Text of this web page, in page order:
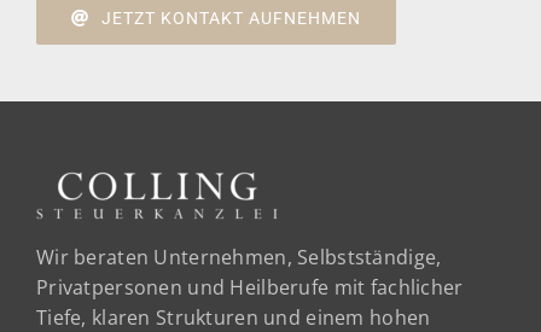
JETZT KONTAKT AUFNEHMEN
Wir beraten Unternehmen, Selbstständige,
Privatpersonen und Heilberufe mit fachlicher
Tiefe, klaren Strukturen und einem hohen